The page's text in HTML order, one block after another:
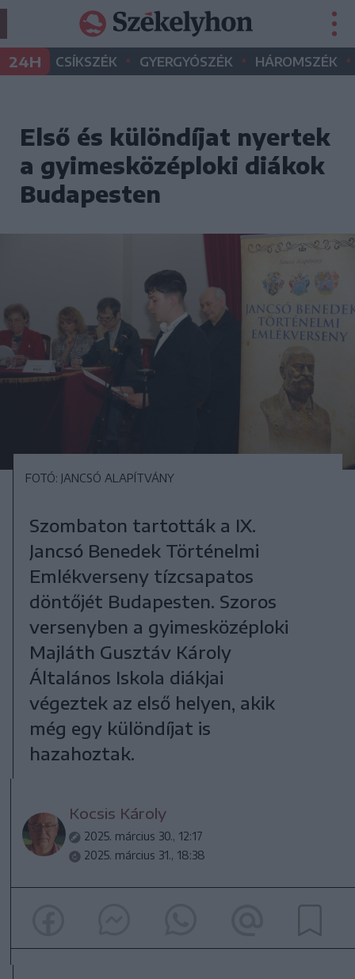
24H CSÍKSZÉK • GYERGYÓSZÉK • HÁROMSZÉK •
Első és különdíjat nyertek
a gyimesközéploki diákok
Budapesten
FOTÓ: JANCSÓ ALAPÍTVÁNY
Szombaton tartották a IX.
Jancsó Benedek Történelmi
Emlékverseny tízcsapatos
döntőjét Budapesten. Szoros
versenyben a gyimesközéploki
Majláth Gusztáv Károly
Általános Iskola diákjai
végeztek az első helyen, akik
még egy különdíjat is
hazahoztak.
Kocsis Károly
2025. március 30., 12:17
2025. március 31., 18:38